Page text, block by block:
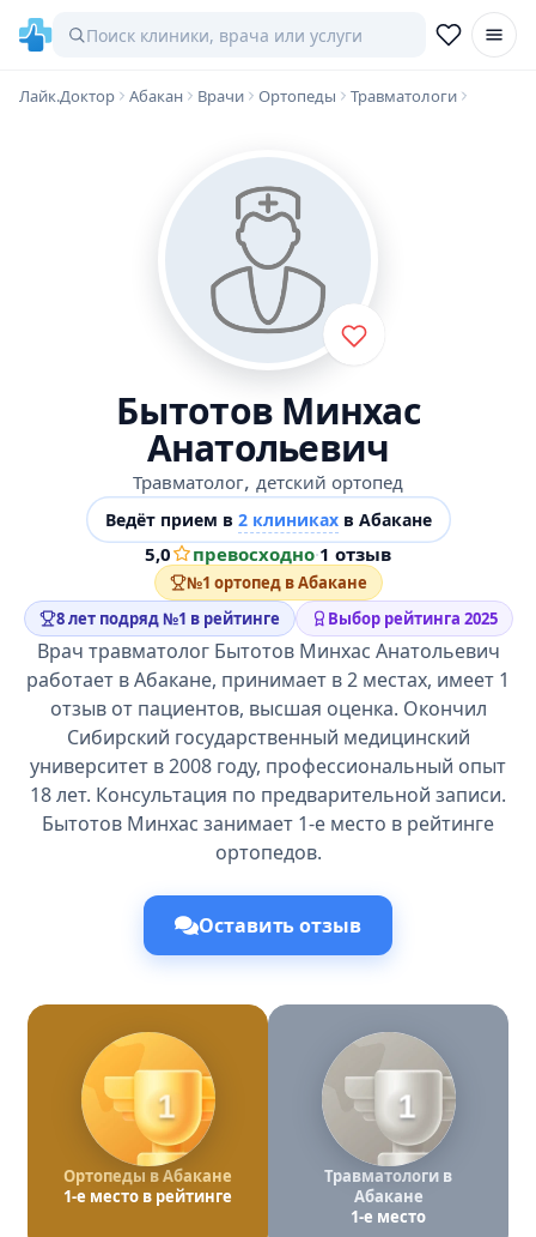
Лайк.Доктор Абакан Врачи Ортопеды Травматологи
Бытотов Минхас
Анатольевич
Травматолог, детский ортопед
Ведёт прием в 2 клиникахв Абакане
5,0 превосходно·1 отзыв
№1 ортопед в Абакане
8 лет подряд №1 в рейтинге
Выбор рейтинга 2025
Врач травматолог Бытотов Минхас Анатольевич
работает в Абакане, принимает в 2 местах, имеет 1
отзыв от пациентов, высшая оценка. Окончил
Сибирский государственный медицинский
университет в 2008 году, профессиональный опыт
18 лет. Консультация по предварительной записи.
Бытотов Минхас занимает 1-е место в рейтинге
ортопедов.
Оставить отзыв
1
Ортопеды в Абакане
1-е место в рейтинге
1
Травматологи в
Абакане
1-е место